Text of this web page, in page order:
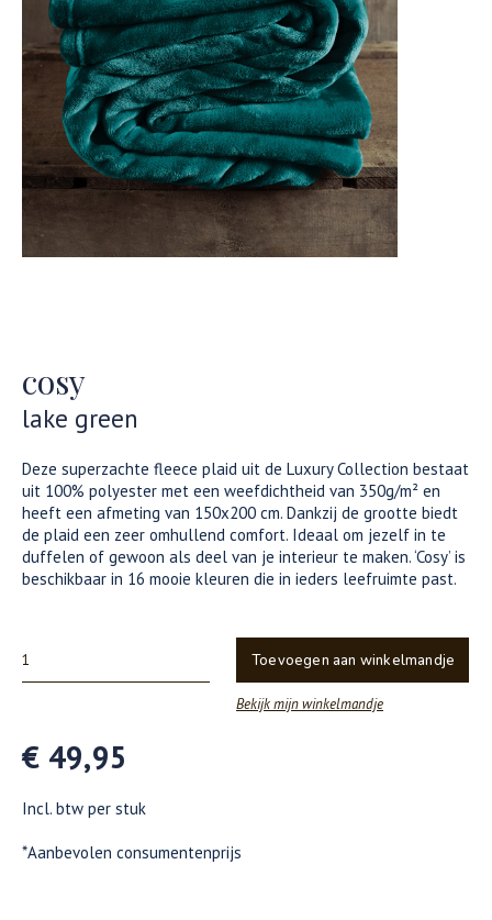
cosy
lake green
Deze superzachte fleece plaid uit de Luxury Collection bestaat
uit 100% polyester met een weefdichtheid van 350g/m² en
heeft een afmeting van 150x200 cm. Dankzij de grootte biedt
de plaid een zeer omhullend comfort. Ideaal om jezelf in te
duffelen of gewoon als deel van je interieur te maken. ‘Cosy’ is
beschikbaar in 16 mooie kleuren die in ieders leefruimte past.
Toevoegen aan winkelmandje
Bekijk mijn winkelmandje
€ 49,95
Incl. btw per stuk
*Aanbevolen consumentenprijs